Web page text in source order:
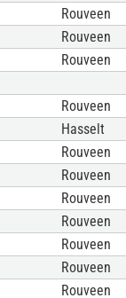
Rouveen
Rouveen
Rouveen
Rouveen
Hasselt
Rouveen
Rouveen
Rouveen
Rouveen
Rouveen
Rouveen
Rouveen